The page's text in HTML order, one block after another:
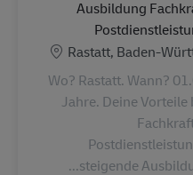
Ausbildung
Rastatt, Baden-
Wo? Rastatt. Wann?
Jahre. Deine
steigende